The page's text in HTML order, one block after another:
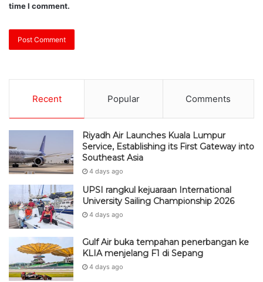
time I comment.
Recent Popular Comments
Riyadh Air Launches Kuala Lumpur
Service, Establishing its First Gateway into
Southeast Asia
4 days ago
UPSI rangkul kejuaraan International
University Sailing Championship 2026
4 days ago
Gulf Air buka tempahan penerbangan ke
KLIA menjelang F1 di Sepang
4 days ago